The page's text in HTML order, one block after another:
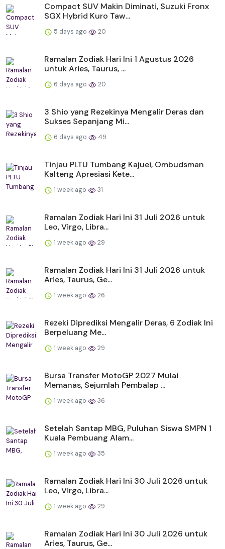
Compact SUV Makin Diminati, Suzuki Fronx
SGX Hybrid Kuro Taw...
5 days ago 20
Ramalan Zodiak Hari Ini 1 Agustus 2026
untuk Aries, Taurus, ...
6 days ago 20
3 Shio yang Rezekinya Mengalir Deras dan
Sukses Sepanjang Mi...
6 days ago 49
Tinjau PLTU Tumbang Kajuei, Ombudsman
Kalteng Apresiasi Kete...
1 week ago 31
Ramalan Zodiak Hari Ini 31 Juli 2026 untuk
Leo, Virgo, Libra...
1 week ago 29
Ramalan Zodiak Hari Ini 31 Juli 2026 untuk
Aries, Taurus, Ge...
1 week ago 26
Rezeki Diprediksi Mengalir Deras, 6 Zodiak Ini
Berpeluang Me...
1 week ago 29
Bursa Transfer MotoGP 2027 Mulai
Memanas, Sejumlah Pembalap ...
1 week ago 36
Setelah Santap MBG, Puluhan Siswa SMPN 1
Kuala Pembuang Alam...
1 week ago 35
Ramalan Zodiak Hari Ini 30 Juli 2026 untuk
Leo, Virgo, Libra...
1 week ago 29
Ramalan Zodiak Hari Ini 30 Juli 2026 untuk
Aries, Taurus, Ge...